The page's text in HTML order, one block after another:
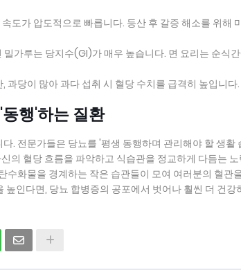
도가 압도적으로 빠릅니다. 등산 후 갈증 해소를 위해
가루는 당지수(GI)가 매우 높습니다. 면 요리는 순식
과당이 많아 과다 섭취 시 혈당 수치를 급격히 높입니
행'하는 질환
. 전문가들은 당뇨를 '평생 동행하며 관리해야 할 생활
의 혈당 흐름을 파악하고 식습관을 정교하게 다듬는
수화물을 경계하는 작은 습관들이 모여 여러분의 혈관
인다면, 당뇨 합병증의 공포에서 벗어나 훨씬 더 건